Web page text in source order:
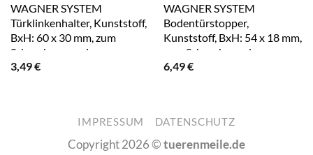
WAGNER SYSTEM
Türklinkenhalter, Kunststoff,
BxH: 60 x 30 mm, zum
Schrauben – weiss
3,49€
WAGNER SYSTEM
Bodentürstopper,
Kunststoff, BxH: 54 x 18 mm,
zum Schrauben oder
Kleben/ablösbar – schwarz
6,49€
IMPRESSUM DATENSCHUTZ
Copyright 2026 ©tuerenmeile.de